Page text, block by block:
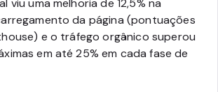
viu uma melhoria de 12,5% na
da página (pontuações
e o tráfego orgânico superou
em até 25% em cada fase de